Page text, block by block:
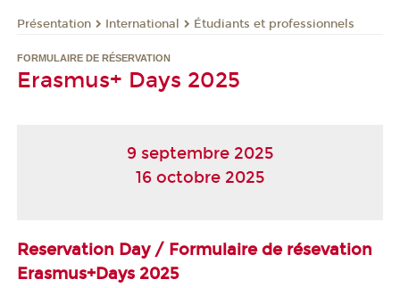
Présentation International Étudiants et professionnels
FORMULAIRE DE RÉSERVATION
Erasmus+ Days 2025
9 septembre 2025
16 octobre 2025
Reservation Day / Formulaire de résevation
Erasmus+Days 2025